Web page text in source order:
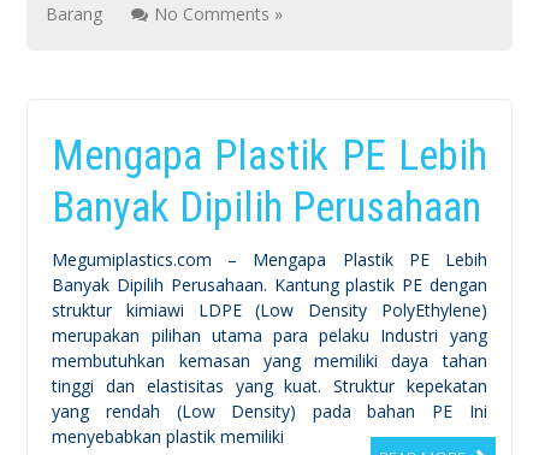
Barang
No Comments »
Mengapa Plastik PE Lebih
Banyak Dipilih Perusahaan
Megumiplastics.com – Mengapa Plastik PE Lebih
Banyak Dipilih Perusahaan. Kantung plastik PE dengan
struktur kimiawi LDPE (Low Density PolyEthylene)
merupakan pilihan utama para pelaku Industri yang
membutuhkan kemasan yang memiliki daya tahan
tinggi dan elastisitas yang kuat. Struktur kepekatan
yang rendah (Low Density) pada bahan PE Ini
menyebabkan plastik memiliki